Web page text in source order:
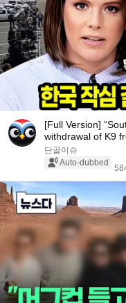
[Full Version]
withdrawal of K9
단골이슈
Auto-dubbed